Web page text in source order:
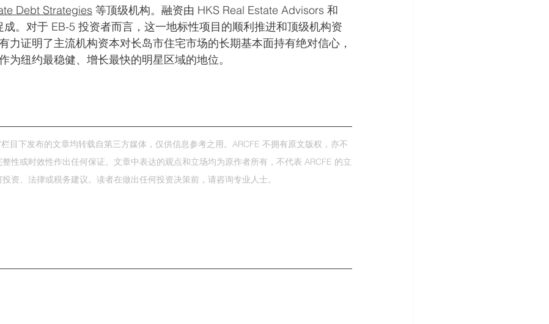
Debt Strategies 等顶级机构。融资由 HKS Real Estate Advisors 和
。对于 EB-5 投资者而言，这一地标性项目的顺利推进和顶级机构资
力证明了主流机构资本对长岛市住宅市场的长期基本面持有绝对信心，
为纽约最稳健、增长最快的明星区域的地位。
目下发布的文章均转载自第三方媒体，仅供信息参考之用。ARCFE 不拥有原文版权，亦不
性或时效性作出任何保证。文章中表达的观点和立场均为原作者所有，不代表 ARCFE 的立
资、法律或税务建议。读者在做出任何投资决策前，请咨询专业人士。